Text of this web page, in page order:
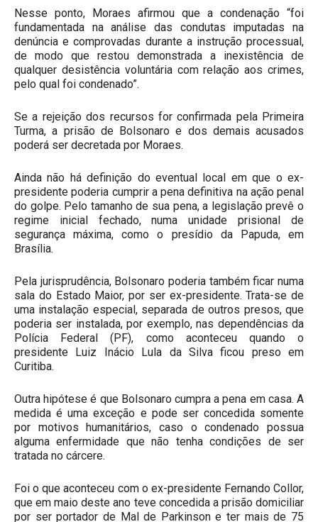
Nesse ponto, Moraes afirmou que a condenação “foi
fundamentada na análise das condutas imputadas na
denúncia e comprovadas durante a instrução processual,
de modo que restou demonstrada a inexistência de
qualquer desistência voluntária com relação aos crimes,
pelo qual foi condenado”.
Se a rejeição dos recursos for confirmada pela Primeira
Turma, a prisão de Bolsonaro e dos demais acusados
poderá ser decretada por Moraes.
Ainda não há definição do eventual local em que o ex-
presidente poderia cumprir a pena definitiva na ação penal
do golpe. Pelo tamanho de sua pena, a legislação prevê o
regime inicial fechado, numa unidade prisional de
segurança máxima, como o presídio da Papuda, em
Brasília.
Pela jurisprudência, Bolsonaro poderia também ficar numa
sala do Estado Maior, por ser ex-presidente. Trata-se de
uma instalação especial, separada de outros presos, que
poderia ser instalada, por exemplo, nas dependências da
Polícia Federal (PF), como aconteceu quando o
presidente Luiz Inácio Lula da Silva ficou preso em
Curitiba.
Outra hipótese é que Bolsonaro cumpra a pena em casa. A
medida é uma exceção e pode ser concedida somente
por motivos humanitários, caso o condenado possua
alguma enfermidade que não tenha condições de ser
tratada no cárcere.
Foi o que aconteceu com o ex-presidente Fernando Collor,
que em maio deste ano teve concedida a prisão domiciliar
por ser portador de Mal de Parkinson e ter mais de 75